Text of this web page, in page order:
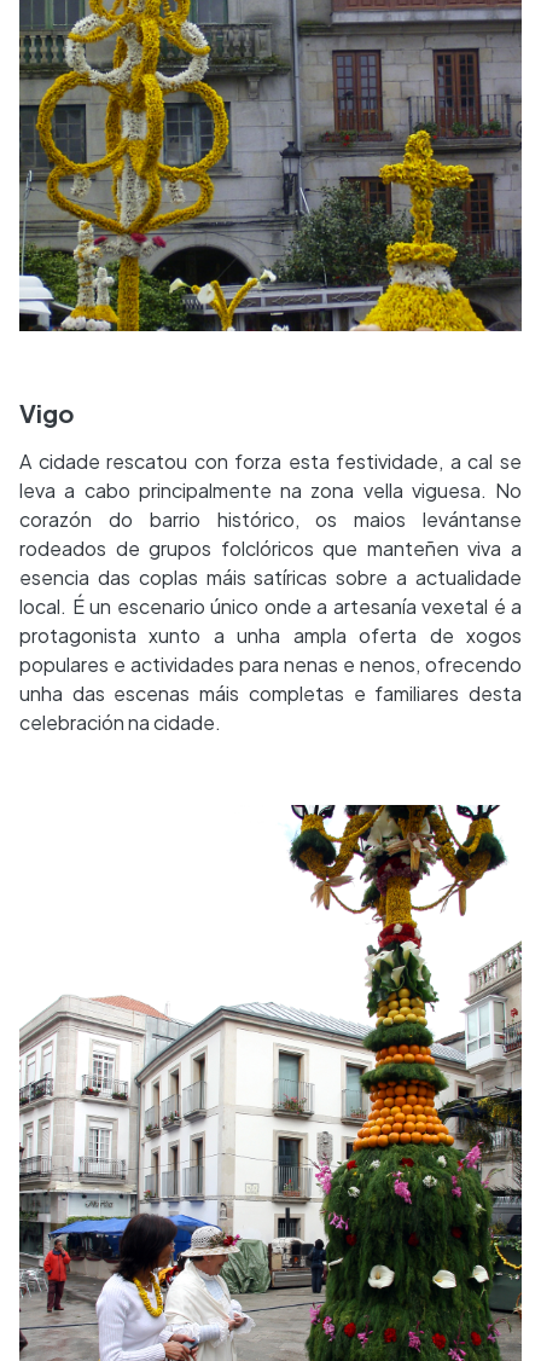
Vigo
A cidade rescatou con forza esta festividade, a cal se
leva a cabo principalmente na zona vella viguesa. No
corazón do barrio histórico, os maios levántanse
rodeados de grupos folclóricos que manteñen viva a
esencia das coplas máis satíricas sobre a actualidade
local. É un escenario único onde a artesanía vexetal é a
protagonista xunto a unha ampla oferta de xogos
populares e actividades para nenas e nenos, ofrecendo
unha das escenas máis completas e familiares desta
celebración na cidade.